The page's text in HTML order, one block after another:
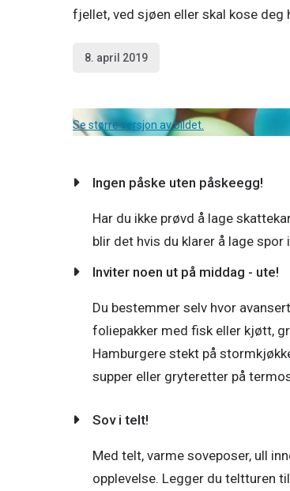
fjellet, ved sjøen eller skal kose deg
8. april 2019
Se større versjon av bildet.
Ingen påske uten påskeegg!
Har du ikke prøvd å lage
Inviter noen ut på middag - ute!
Du bestemmer selv hvor
foliepakker med fisk eller kjøtt,
Hamburgere stekt på
supper eller gryteretter på
Sov i telt!
Med telt, varme soveposer, ull
opplevelse. Legger du teltturen